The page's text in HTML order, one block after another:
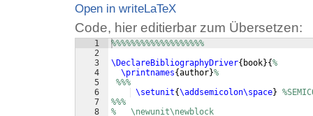
Open in writeLaTeX
Code, hier editierbar zum Übersetzen:
1
2
3
4
5
6
7
8
%%%%%%%%%%%%%%%%%%%
\DeclareBibliographyDriver{ book}{%
\printnames{author}%
%%%
\setunit{\addsemicolon\space}
%%%
%   \newunit\newblock